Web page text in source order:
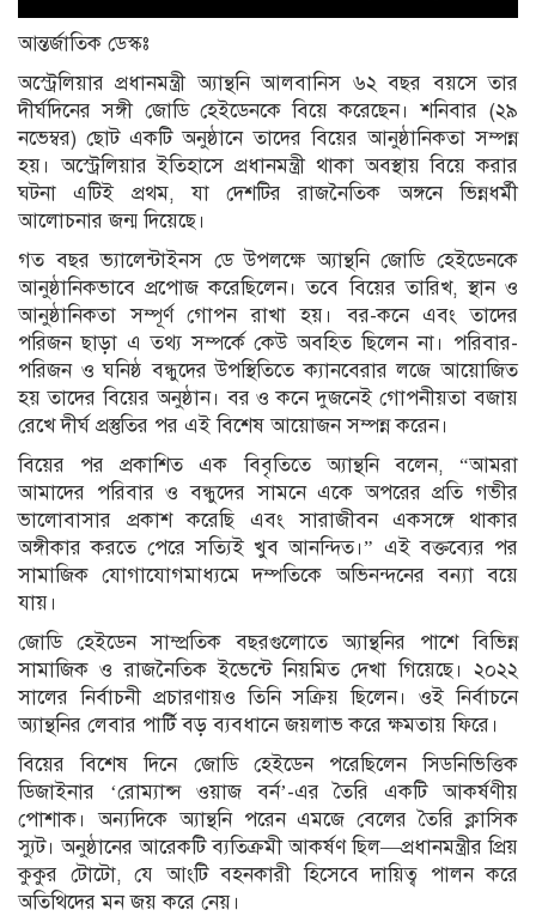
আন্তর্জাতিক ডেস্কঃ
অস্ট্রেলিয়ার প্রধানমন্ত্রী অ্যান্থনি আলবানিস ৬২ বছর বয়সে তার
দীর্ঘদিনের সঙ্গী জোডি হেইডেনকে বিয়ে করেছেন। শনিবার (২৯
নভেম্বর) ছোট একটি অনুষ্ঠানে তাদের বিয়ের আনুষ্ঠানিকতা সম্পন্ন
হয়। অস্ট্রেলিয়ার ইতিহাসে প্রধানমন্ত্রী থাকা অবস্থায় বিয়ে করার
ঘটনা এটিই প্রথম, যা দেশটির রাজনৈতিক অঙ্গনে ভিন্নধর্মী
আলোচনার জন্ম দিয়েছে।
গত বছর ভ্যালেন্টাইনস ডে উপলক্ষে অ্যান্থনি জোডি হেইডেনকে
আনুষ্ঠানিকভাবে প্রপোজ করেছিলেন। তবে বিয়ের তারিখ, স্থান ও
আনুষ্ঠানিকতা সম্পূর্ণ গোপন রাখা হয়। বর-কনে এবং তাদের
পরিজন ছাড়া এ তথ্য সম্পর্কে কেউ অবহিত ছিলেন না। পরিবার-
পরিজন ও ঘনিষ্ঠ বন্ধুদের উপস্থিতিতে ক্যানবেরার লজে আয়োজিত
হয় তাদের বিয়ের অনুষ্ঠান। বর ও কনে দুজনেই গোপনীয়তা বজায়
রেখে দীর্ঘ প্রস্তুতির পর এই বিশেষ আয়োজন সম্পন্ন করেন।
বিয়ের পর প্রকাশিত এক বিবৃতিতে অ্যান্থনি বলেন, “আমরা
আমাদের পরিবার ও বন্ধুদের সামনে একে অপরের প্রতি গভীর
ভালোবাসার প্রকাশ করেছি এবং সারাজীবন একসঙ্গে থাকার
অঙ্গীকার করতে পেরে সত্যিই খুব আনন্দিত।” এই বক্তব্যের পর
সামাজিক যোগাযোগমাধ্যমে দম্পতিকে অভিনন্দনের বন্যা বয়ে
যায়।
জোডি হেইডেন সাম্প্রতিক বছরগুলোতে অ্যান্থনির পাশে বিভিন্ন
সামাজিক ও রাজনৈতিক ইভেন্টে নিয়মিত দেখা গিয়েছে। ২০২২
সালের নির্বাচনী প্রচারণায়ও তিনি সক্রিয় ছিলেন। ওই নির্বাচনে
অ্যান্থনির লেবার পার্টি বড় ব্যবধানে জয়লাভ করে ক্ষমতায় ফিরে।
বিয়ের বিশেষ দিনে জোডি হেইডেন পরেছিলেন সিডনিভিত্তিক
ডিজাইনার ‘রোম্যান্স ওয়াজ বর্ন’-এর তৈরি একটি আকর্ষণীয়
পোশাক। অন্যদিকে অ্যান্থনি পরেন এমজে বেলের তৈরি ক্লাসিক
স্যুট। অনুষ্ঠানের আরেকটি ব্যতিক্রমী আকর্ষণ ছিল—প্রধানমন্ত্রীর প্রিয়
কুকুর টোটো, যে আংটি বহনকারী হিসেবে দায়িত্ব পালন করে
অতিথিদের মন জয় করে নেয়।